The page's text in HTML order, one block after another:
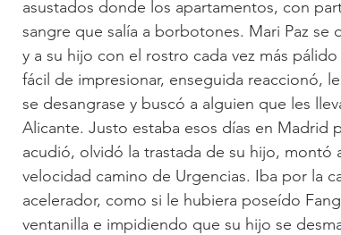
asustados donde los apartamentos, con
sangre que salía a borbotones. Mari Paz
y a su hijo con el rostro cada vez más
fácil de impresionar, enseguida reaccionó,
se desangrase y buscó a alguien que les
Alicante. Justo estaba esos días en Madrid
acudió, olvidó la trastada de su hijo, montó
velocidad camino de Urgencias. Iba por la
acelerador, como si le hubiera poseído
ventanilla e impidiendo que su hijo se